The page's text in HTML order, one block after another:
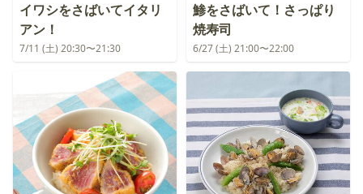
イワシをさばいてイタリ
アン！
7/11 (土) 20:30〜21:30
鯵をさばいて！さっぱり
焼寿司
6/27 (土) 21:00〜22:00